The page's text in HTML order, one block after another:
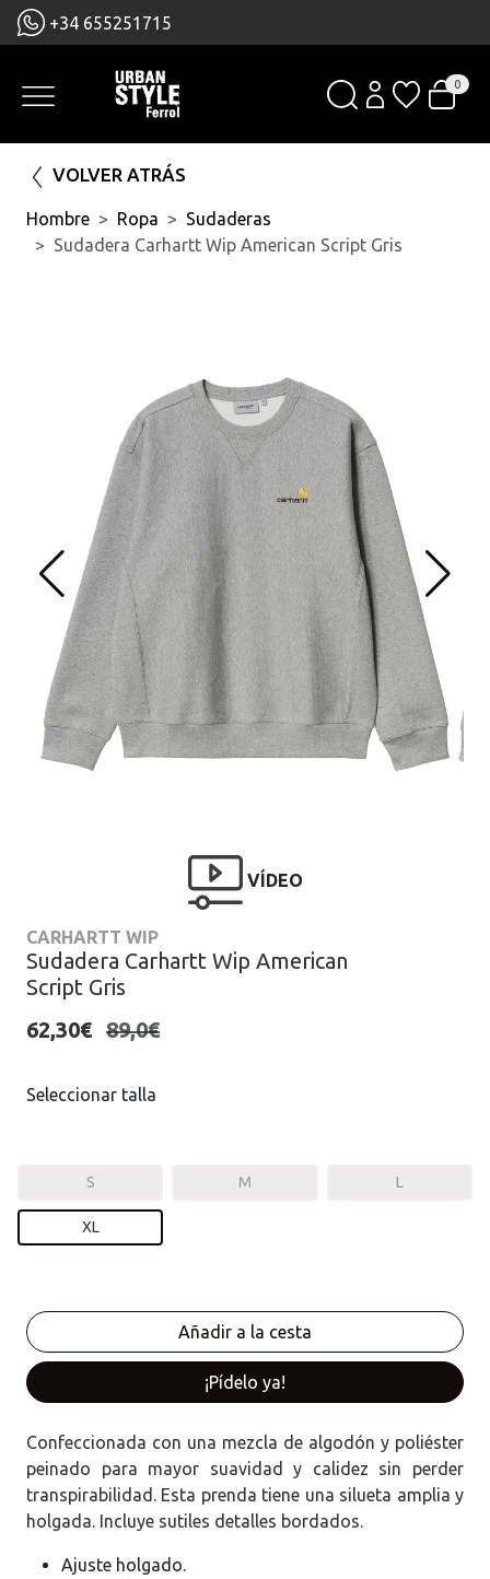
+34 655251715
0
VOLVER ATRÁS
Hombre Ropa
Sudaderas
Sudadera Carhartt Wip American Script Gris
VÍDEO
CARHARTT WIP
Sudadera Carhartt Wip American
Script Gris
62,30€ 89,0€
Seleccionar talla
S M L
XL
¡Pídelo ya!
Confeccionada con una mezcla de algodón y poliéster
peinado para mayor suavidad y calidez sin perder
transpirabilidad. Esta prenda tiene una silueta amplia y
holgada. Incluye sutiles detalles bordados.
Ajuste holgado.